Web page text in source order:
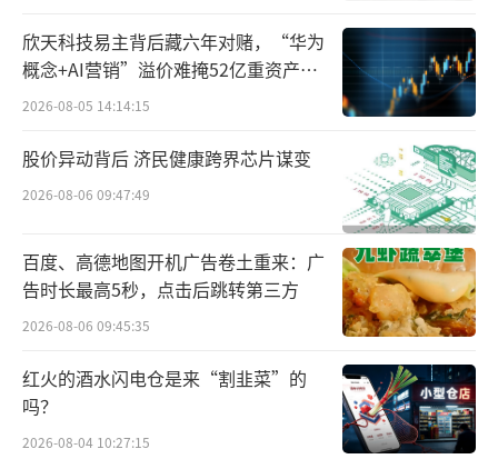
据美的集团披露，美的于2015年12月31
日，以成本计量的可供出售金融资产主要为对
小米的投资，金额为12.73亿元；而小米集团对
当，股份锁定期为36个月。
2018年7月，小米上市两年后，美的开始减
持小米。年报数据显示，2020年美的套现小米
8.76亿元，2021年和2022年小米集团股价大幅
下跌，美的集团选择了持仓不动，2023年进一
步减持5918万元，2024年更是以超过9亿元的
金额完成最后一轮抛售，最终实现完全退出，
以此计算，美的清仓小米套现超18亿，获利超5
欣天科技易主背后藏六年对赌，“华为
概念+AI营销”溢价难掩52亿重资产考
验
2026-08-05 14:14:15
股价异动背后 济民健康跨界芯片谋变
2026-08-06 09:47:49
百度、高德地图开机广告卷土重来：广
告时长最高5秒，点击后跳转第三方
2026-08-06 09:45:35
红火的酒水闪电仓是来“割韭菜”的
吗？
2026-08-04 10:27:15